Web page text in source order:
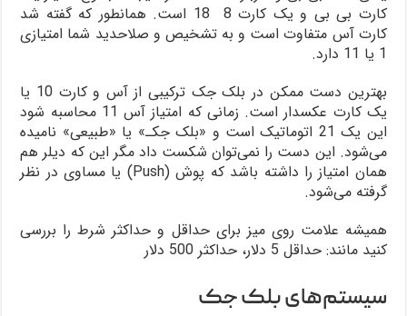
کارت بی بی و یک کارت 8 18 است. همانطور که گفته شد
کارت آس متفاوت است و به تشخیص و صلاحدید شما امتیازی
1 یا 11 دارد.
بهترین دست ممکن در بلک جک ترکیبی از آس و کارت 10 یا
یک کارت عکسدار است. زمانی که امتیاز آس 11 محاسبه شود
این یک 21 اتوماتیک است و «بلک جکـ» یا «طبیعی» نامیده
می‌شود. این دست را نمی‌توان شکست داد مگر این که دیلر هم
همان امتیاز را داشته باشد که پوش (Push) یا مساوی در نظر
گرفته می‌شود.
همیشه علامت روی میز برای حداقل و حداکثر شرط را بررسی
کنید مانند: حداقل 5 دلار، حداکثر 500 دلار
سیستم‌های بلک جک